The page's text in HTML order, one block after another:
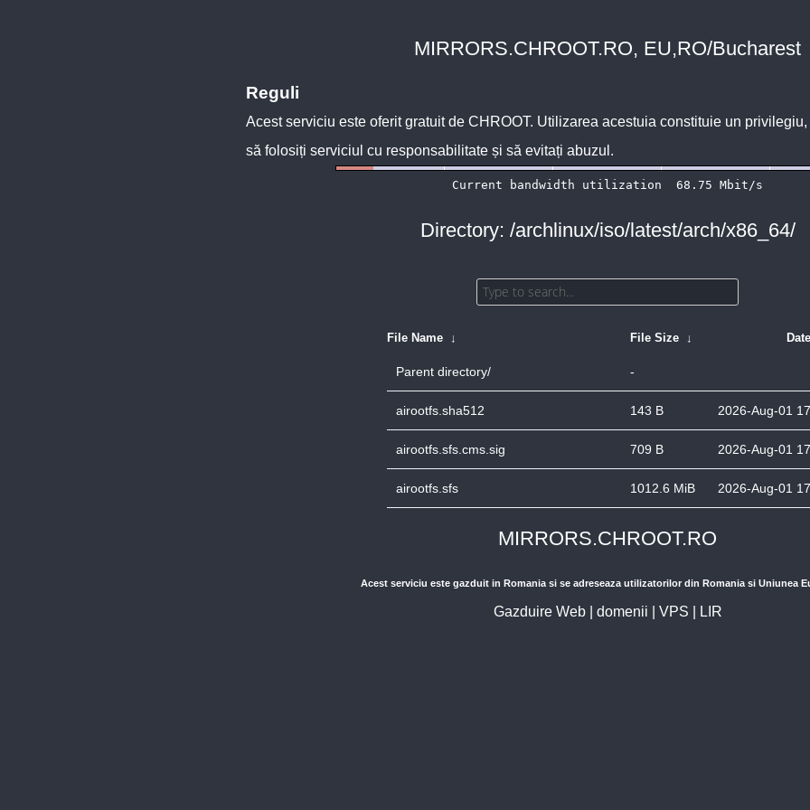
MIRRORS.CHROOT.RO, EU,RO/Bucharest
Reguli
Acest serviciu este oferit gratuit de CHROOT. Utilizarea acestuia constituie un
să folosiți serviciul cu responsabilitate și să evitați abuzul.
Directory: /archlinux/iso/latest/arch/x86_64/
File Name ↓ File Size ↓ Date
Parent directory/ -
airootfs.sha512 143 B 2026-Aug-01
airootfs.sfs.cms.sig 709 B 2026-Aug-01
airootfs.sfs 1012.6 MiB 2026-Aug-01
MIRRORS.CHROOT.RO
Acest serviciu este gazduit in Romania si se adreseaza utilizatorilor din Romania si Uniunea
Gazduire Web| domenii VPS LIR